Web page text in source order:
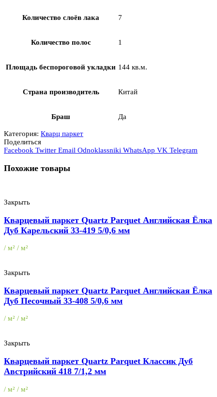
Количество слоёв лака 7
Количество полос 1
Площадь беспороговой укладки 144 кв.м.
Страна производитель Китай
Браш Да
Категория: Кварц паркет
Поделиться
Facebook Twitter Email Odnoklassniki WhatsApp VK Telegram
Похожие товары
Закрыть
Кварцевый паркет Quartz Parquet Английская Ёлка
Дуб Карельский 33-419 5/0,6 мм
/ м² / м²
Закрыть
Кварцевый паркет Quartz Parquet Английская Ёлка
Дуб Песочный 33-408 5/0,6 мм
/ м² / м²
Закрыть
Кварцевый паркет Quartz Parquet Классик Дуб
Австрийский 418 7/1,2 мм
/ м² / м²